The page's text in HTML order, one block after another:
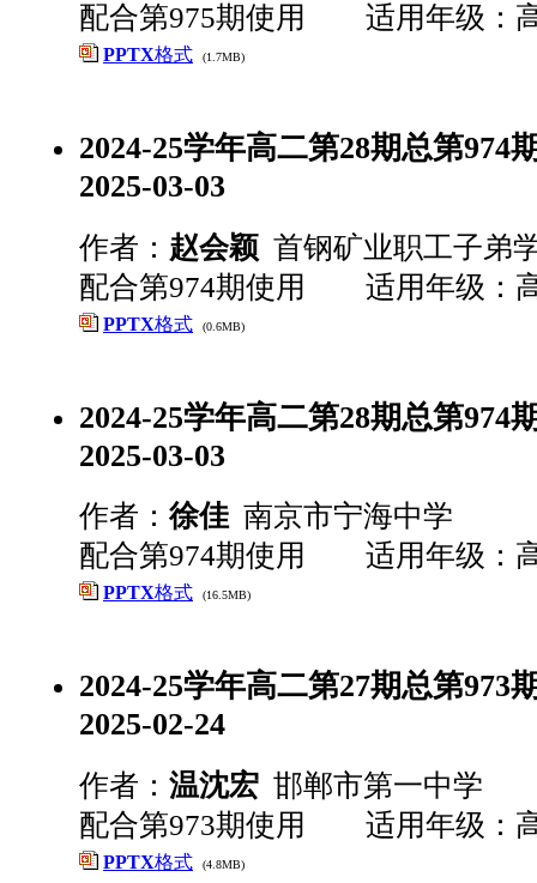
配合第975期使用 适用年级：
PPTX格式 (1.7MB)
2024-25学年高二第28期总第974
2025-03-03
作者： 赵会颖 首钢矿业职工子弟
配合第974期使用 适用年级：
PPTX格式 (0.6MB)
2024-25学年高二第28期总第974
2025-03-03
作者： 徐佳 南京市宁海中学
配合第974期使用 适用年级：
PPTX格式 (16.5MB)
2024-25学年高二第27期总第973
2025-02-24
作者： 温沈宏 邯郸市第一中学
配合第973期使用 适用年级：
PPTX格式 (4.8MB)